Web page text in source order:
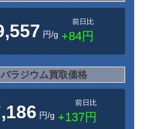
円/g
前日比
+84円
パラジウム買取価格
円/g
前日比
+137円